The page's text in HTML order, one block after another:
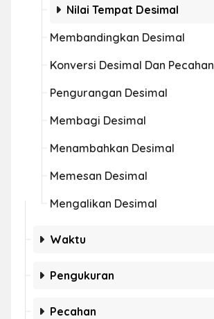
Nilai Tempat Desimal
Membandingkan Desimal
Konversi Desimal Dan Pecahan
Pengurangan Desimal
Membagi Desimal
Menambahkan Desimal
Memesan Desimal
Mengalikan Desimal
Waktu
Pengukuran
Pecahan